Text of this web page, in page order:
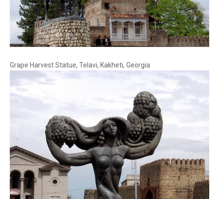
Grape Harvest Statue, Telavi, Kakheti, Georgia